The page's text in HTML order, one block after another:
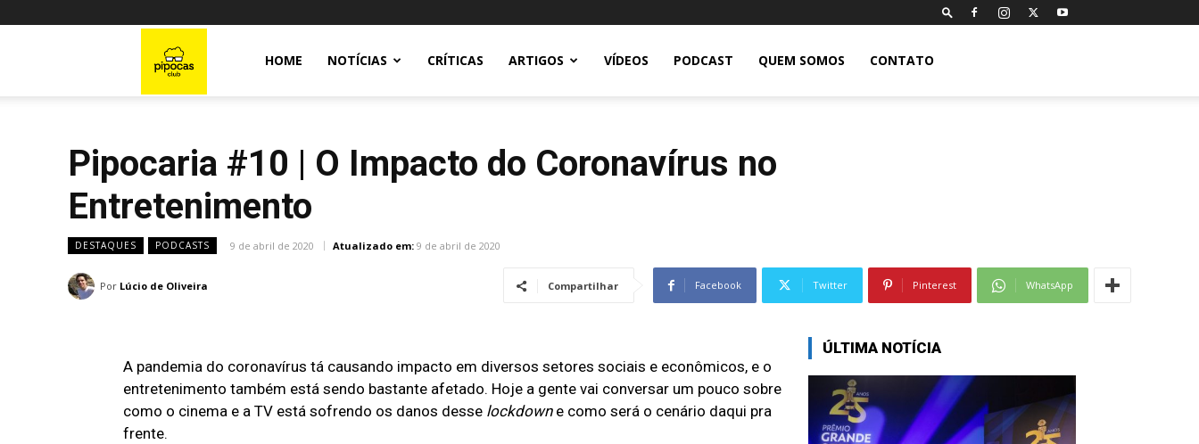
HOME NOTÍCIAS CRÍTICAS ARTIGOS VÍDEOS PODCAST QUEM SOMOS CONTATO
Pipocaria #10 | O Impacto do Coronavírus no
Entretenimento
DESTAQUES PODCASTS 9 de abril de 2020 Atualizado em: 9 de abril de 2020
Por Lúcio de Oliveira Compartilhar Facebook Twitter Pinterest WhatsApp
A pandemia do coronavírus tá causando impacto em diversos setores sociais e econômicos, e o
entretenimento também está sendo bastante afetado. Hoje a gente vai conversar um pouco sobre
como o cinema e a TV está sofrendo os danos desse lockdown e como será o cenário daqui pra
frente.
ÚLTIMA NOTÍCIA